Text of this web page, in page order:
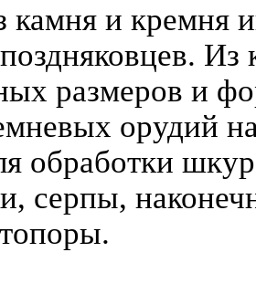
камня и кремня
размеров и
орудий
обработки
серпы,